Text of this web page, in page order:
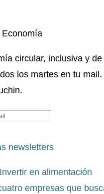
circular, inclusiva y
los martes en tu mail.
newsletters
Invertir en alimentación
empresas que